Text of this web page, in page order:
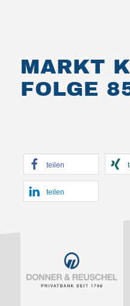
MARKT
FOLGE
teilen
teilen